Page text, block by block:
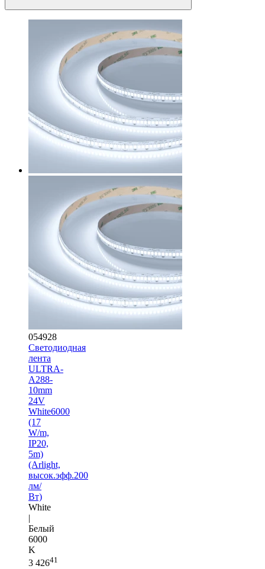
054928
Светодиодная
лента
ULTRA-
A288-
10mm
24V
White6000
(17
W/m,
IP20,
5m)
(Arlight,
высок.эфф.200
лм/
Вт)
White
|
Белый
6000
K
3 42641